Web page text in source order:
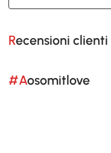
Recensioni clienti
#Aosomitlove